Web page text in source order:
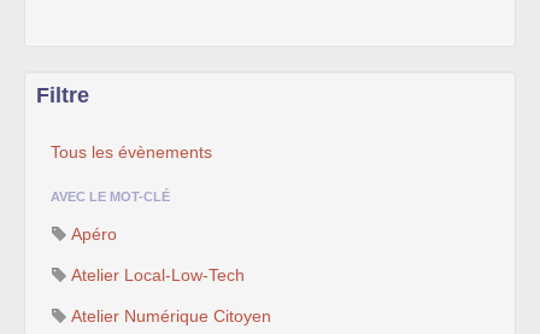
Filtre
Tous les évènements
AVEC LE MOT-CLÉ
Apéro
Atelier Local-Low-Tech
Atelier Numérique Citoyen